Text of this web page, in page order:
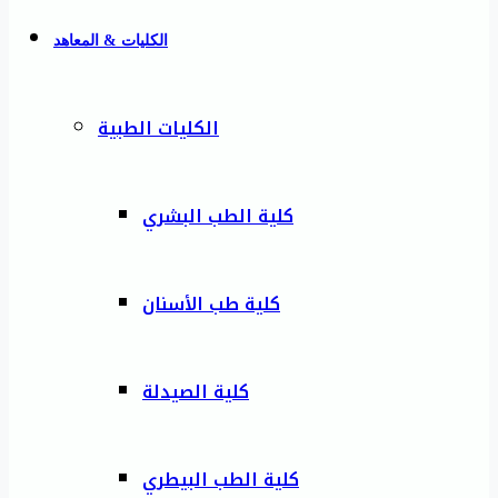
الكليات & المعاهد
الكليات الطبية
كلية الطب البشري
كلية طب الأسنان
كلية الصيدلة
كلية الطب البيطري